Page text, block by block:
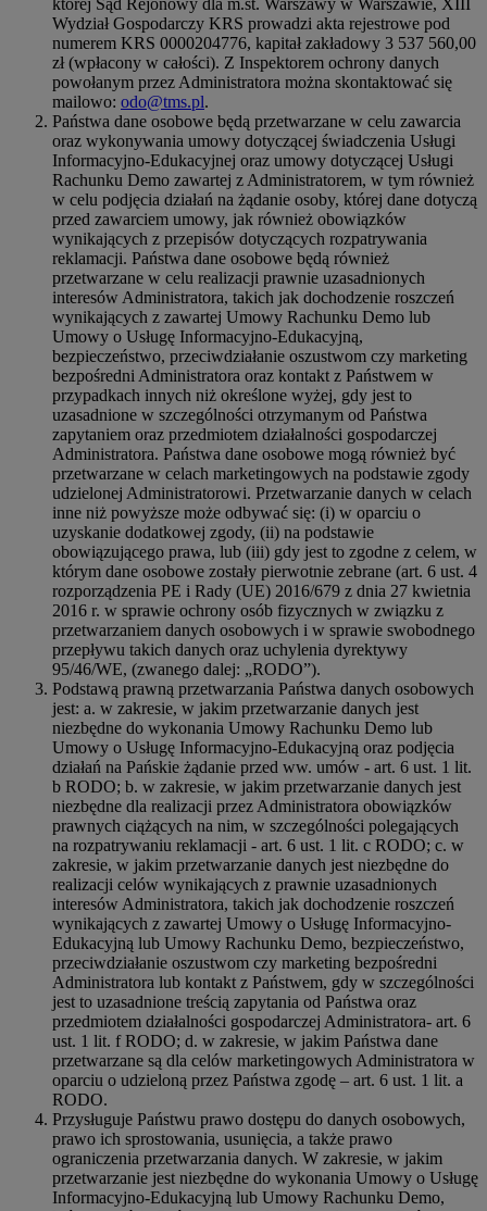
Wydział Gospodarczy KRS prowadzi akta rejestrowe pod
numerem KRS 0000204776, kapitał zakładowy 3 537 560,00
zł (wpłacony w całości). Z Inspektorem ochrony danych
powołanym przez Administratora można skontaktować się
mailowo: odo@tms.pl.
Państwa dane osobowe będą przetwarzane w celu zawarcia
oraz wykonywania umowy dotyczącej świadczenia Usługi
Informacyjno-Edukacyjnej oraz umowy dotyczącej Usługi
Rachunku Demo zawartej z Administratorem, w tym również
w celu podjęcia działań na żądanie osoby, której dane dotyczą
przed zawarciem umowy, jak również obowiązków
wynikających z przepisów dotyczących rozpatrywania
reklamacji. Państwa dane osobowe będą również
przetwarzane w celu realizacji prawnie uzasadnionych
interesów Administratora, takich jak dochodzenie roszczeń
wynikających z zawartej Umowy Rachunku Demo lub
Umowy o Usługę Informacyjno-Edukacyjną,
bezpieczeństwo, przeciwdziałanie oszustwom czy marketing
bezpośredni Administratora oraz kontakt z Państwem w
przypadkach innych niż określone wyżej, gdy jest to
uzasadnione w szczególności otrzymanym od Państwa
zapytaniem oraz przedmiotem działalności gospodarczej
Administratora. Państwa dane osobowe mogą również być
przetwarzane w celach marketingowych na podstawie zgody
udzielonej Administratorowi. Przetwarzanie danych w celach
inne niż powyższe może odbywać się: (i) w oparciu o
uzyskanie dodatkowej zgody, (ii) na podstawie
obowiązującego prawa, lub (iii) gdy jest to zgodne z celem, w
którym dane osobowe zostały pierwotnie zebrane (art. 6 ust. 4
rozporządzenia PE i Rady (UE) 2016/679 z dnia 27 kwietnia
2016 r. w sprawie ochrony osób fizycznych w związku z
przetwarzaniem danych osobowych i w sprawie swobodnego
przepływu takich danych oraz uchylenia dyrektywy
95/46/WE, (zwanego dalej: „RODO”).
Podstawą prawną przetwarzania Państwa danych osobowych
jest: a. w zakresie, w jakim przetwarzanie danych jest
niezbędne do wykonania Umowy Rachunku Demo lub
Umowy o Usługę Informacyjno-Edukacyjną oraz podjęcia
działań na Pańskie żądanie przed ww. umów - art. 6 ust. 1 lit.
b RODO; b. w zakresie, w jakim przetwarzanie danych jest
niezbędne dla realizacji przez Administratora obowiązków
prawnych ciążących na nim, w szczególności polegających
na rozpatrywaniu reklamacji - art. 6 ust. 1 lit. c RODO; c. w
zakresie, w jakim przetwarzanie danych jest niezbędne do
realizacji celów wynikających z prawnie uzasadnionych
interesów Administratora, takich jak dochodzenie roszczeń
wynikających z zawartej Umowy o Usługę Informacyjno-
Edukacyjną lub Umowy Rachunku Demo, bezpieczeństwo,
przeciwdziałanie oszustwom czy marketing bezpośredni
Administratora lub kontakt z Państwem, gdy w szczególności
jest to uzasadnione treścią zapytania od Państwa oraz
przedmiotem działalności gospodarczej Administratora- art. 6
ust. 1 lit. f RODO; d. w zakresie, w jakim Państwa dane
przetwarzane są dla celów marketingowych Administratora w
oparciu o udzieloną przez Państwa zgodę – art. 6 ust. 1 lit. a
RODO.
Przysługuje Państwu prawo dostępu do danych osobowych,
prawo ich sprostowania, usunięcia, a także prawo
ograniczenia przetwarzania danych. W zakresie, w jakim
przetwarzanie jest niezbędne do wykonania Umowy o Usługę
Informacyjno-Edukacyjną lub Umowy Rachunku Demo,